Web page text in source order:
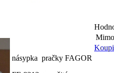
násypka pračky FAGOR